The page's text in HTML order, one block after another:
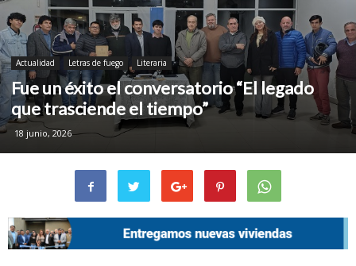
Actualidad Letras de fuego Literaria
Fue un éxito el conversatorio “El legado
que trasciende el tiempo”
18 junio, 2026